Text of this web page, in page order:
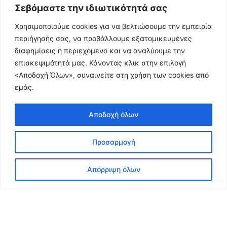
Σεβόμαστε την ιδιωτικότητά σας
Χρησιμοποιούμε cookies για να βελτιώσουμε την εμπειρία
περιήγησής σας, να προβάλλουμε εξατομικευμένες
διαφημίσεις ή περιεχόμενο και να αναλύουμε την
επισκεψιμότητά μας. Κάνοντας κλικ στην επιλογή
«Αποδοχή Όλων», συναινείτε στη χρήση των cookies από
εμάς.
Προσαρμογή
Απόρριψη όλων
Αποδοχή όλων
© 2010–2026 ·Car Park Booking System for WordPress ver. 3.7by